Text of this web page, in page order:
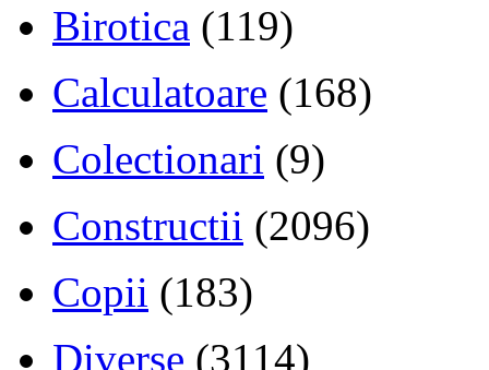
Birotica (119)
Calculatoare (168)
Colectionari (9)
Constructii (2096)
Copii (183)
Diverse (3114)